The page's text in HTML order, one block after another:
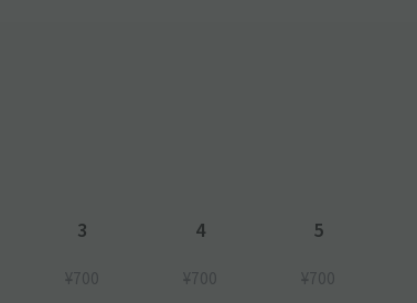
3
¥700
4
¥700
5
¥700